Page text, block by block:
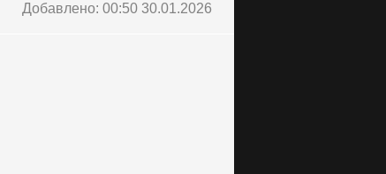
Добавлено: 00:50 30.01.2026